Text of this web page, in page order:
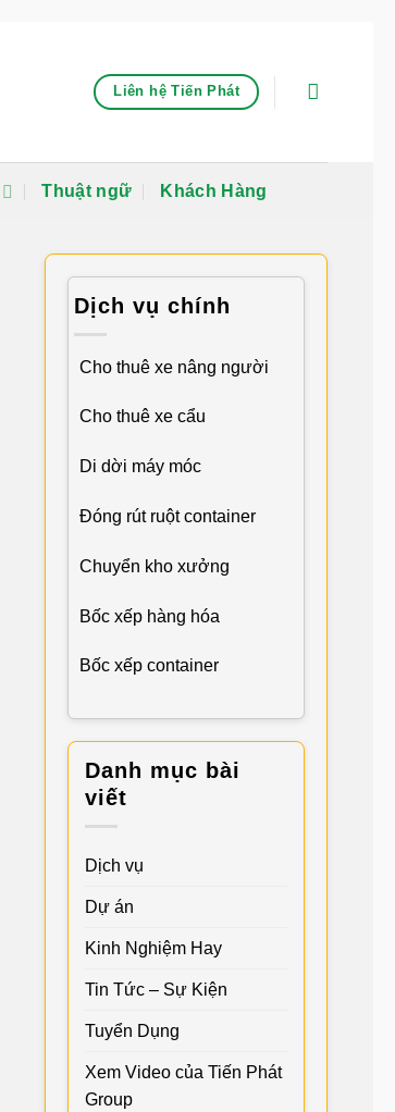
Liên hệ Tiến Phát
Thuật ngữ Khách Hàng
Dịch vụ chính
Cho thuê xe nâng người
Cho thuê xe cẩu
Di dời máy móc
Đóng rút ruột container
Chuyển kho xưởng
Bốc xếp hàng hóa
Bốc xếp container
Danh mục bài
viết
Dịch vụ
Dự án
Kinh Nghiệm Hay
Tin Tức – Sự Kiện
Tuyển Dụng
Xem Video của Tiến Phát
Group